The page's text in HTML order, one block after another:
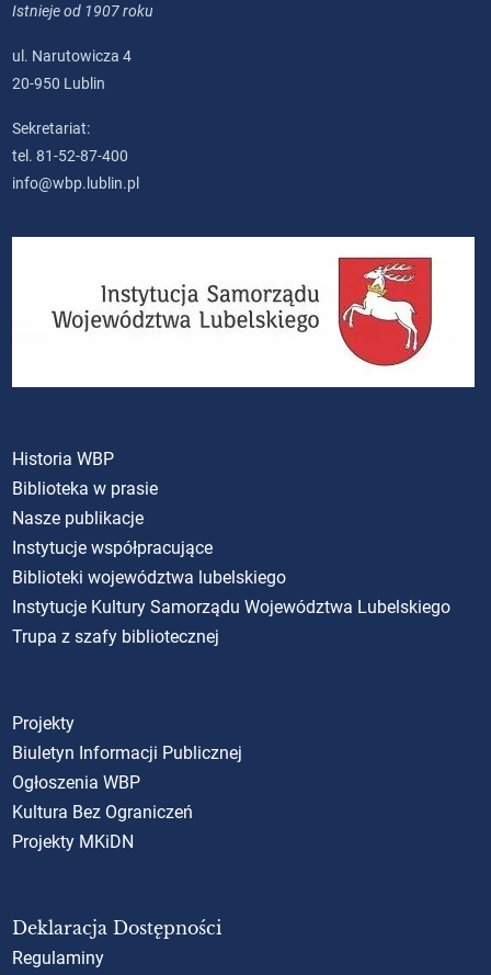
Istnieje od 1907 roku
ul. Narutowicza 4
20-950 Lublin
Sekretariat:
tel. 81-52-87-400
info@wbp.lublin.pl
Historia WBP
Biblioteka w prasie
Nasze publikacje
Instytucje współpracujące
Biblioteki województwa lubelskiego
Instytucje Kultury Samorządu Województwa Lubelskiego
Trupa z szafy bibliotecznej
Projekty
Biuletyn Informacji Publicznej
Ogłoszenia WBP
Kultura Bez Ograniczeń
Projekty MKiDN
Deklaracja Dostępności
Regulaminy